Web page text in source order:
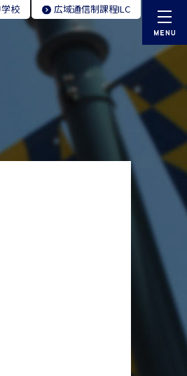
校 広域通信制課程ILC